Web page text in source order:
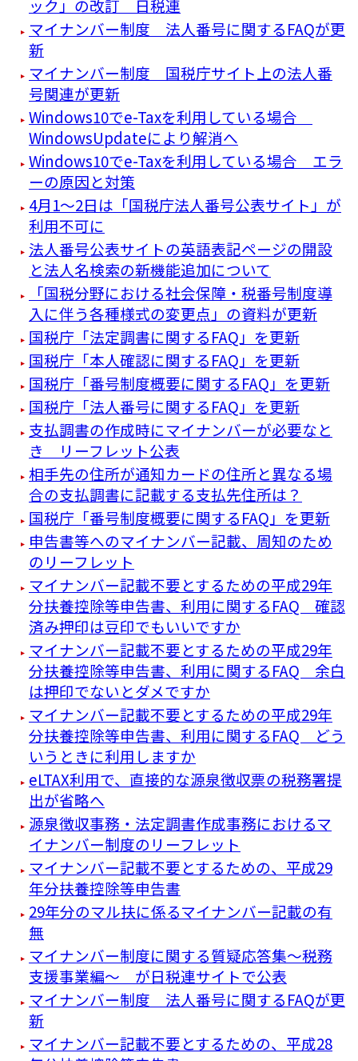
ック」の改訂 日税連
マイナンバー制度 法人番号に関するFAQが更
新
マイナンバー制度 国税庁サイト上の法人番
号関連が更新
Windows10でe-Taxを利用している場合
WindowsUpdateにより解消へ
Windows10でe-Taxを利用している場合 エラ
ーの原因と対策
4月1～2日は「国税庁法人番号公表サイト」が
利用不可に
法人番号公表サイトの英語表記ページの開設
と法人名検索の新機能追加について
「国税分野における社会保障・税番号制度導
入に伴う各種様式の変更点」の資料が更新
国税庁「法定調書に関するFAQ」を更新
国税庁「本人確認に関するFAQ」を更新
国税庁「番号制度概要に関するFAQ」を更新
国税庁「法人番号に関するFAQ」を更新
支払調書の作成時にマイナンバーが必要なと
き リーフレット公表
相手先の住所が通知カードの住所と異なる場
合の支払調書に記載する支払先住所は？
国税庁「番号制度概要に関するFAQ」を更新
申告書等へのマイナンバー記載、周知のため
のリーフレット
マイナンバー記載不要とするための平成29年
分扶養控除等申告書、利用に関するFAQ 確認
済み押印は豆印でもいいですか
マイナンバー記載不要とするための平成29年
分扶養控除等申告書、利用に関するFAQ 余白
は押印でないとダメですか
マイナンバー記載不要とするための平成29年
分扶養控除等申告書、利用に関するFAQ どう
いうときに利用しますか
eLTAX利用で、直接的な源泉徴収票の税務署提
出が省略へ
源泉徴収事務・法定調書作成事務におけるマ
イナンバー制度のリーフレット
マイナンバー記載不要とするための、平成29
年分扶養控除等申告書
29年分のマル扶に係るマイナンバー記載の有
無
マイナンバー制度に関する質疑応答集～税務
支援事業編～ が日税連サイトで公表
マイナンバー制度 法人番号に関するFAQが更
新
マイナンバー記載不要とするための、平成28